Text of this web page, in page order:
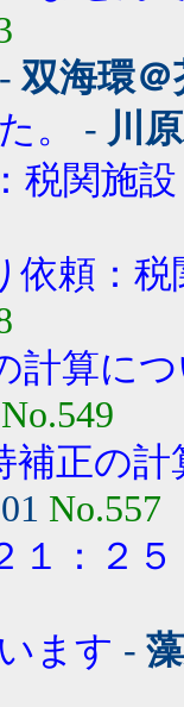
-双海環
。
- 川
税関施設
依頼：税
計算に
No.549
補正の
No.557
：２５
ます -